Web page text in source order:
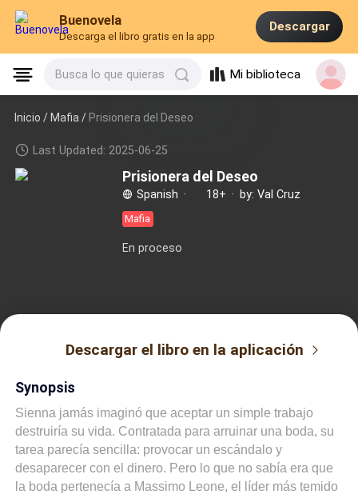
Buenovela
Descarga el libro gratis en la app
Descargar
Busca lo que quieras Mi biblioteca
Inicio /Mafia / Prisionera del Deseo
Last Updated: 2025-06-25
Prisionera del Deseo
Spanish · 18+ · by: Val Cruz
Mafia
En proceso
Descargar el libro en la aplicación
Synopsis
Sienna jamás imaginó que aceptar un simple trabajo
destruiría su vida. Contratada para arruinar una boda, su
tarea parecía sencilla: provocar un escándalo y
desaparecer con el dinero. Pero lo que no sabía era que
la boda pertenecía a Massimo Leone, el líder más temido